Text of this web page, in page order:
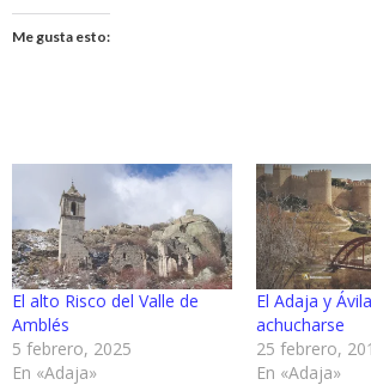
Me gusta esto:
El alto Risco del Valle de
Amblés
5 febrero, 2025
En «Adaja»
El Adaja y
achucharse
25 febrero,
En «Adaja»